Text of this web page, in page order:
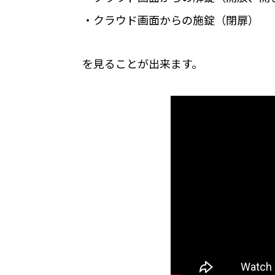
・クラウド画面からの施錠（閉扉）
を見ることが出来ます。
店舗での運用におすすめの記事３選
無人店舗ビジネスを始める際の3つのポ
【セミナーレポート】24時間無人での